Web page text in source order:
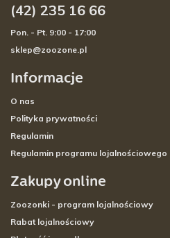
Informacje
O nas
Polityka prywatności
Regulamin
Regulamin programu lojalnościowego
Zakupy online
Zoozonki - program lojalnościowy
Rabat lojalnościowy
(42) 235 16 66
Pon. - Pt. 9:00 - 17:00
sklep@zoozone.pl